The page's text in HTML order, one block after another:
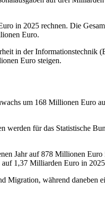
in 2025 rechnen. Die
Euro.
in der Informationstechnik
Euro steigen.
um 168 Millionen Euro
werden für das Statistische
Jahr auf 878 Millionen Euro
1,37 Milliarden Euro in
Migration, während daneben